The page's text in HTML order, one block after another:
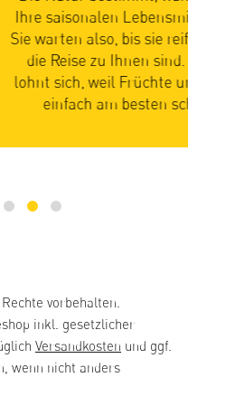
Lebensmittel erhalten.
bis sie reif und bereit für
sind. Ihre Geduld
und Gemüse so
besten schmecken.
vorbehalten.
inkl. gesetzlicher
Versandkosten und ggf.
wenn nicht anders